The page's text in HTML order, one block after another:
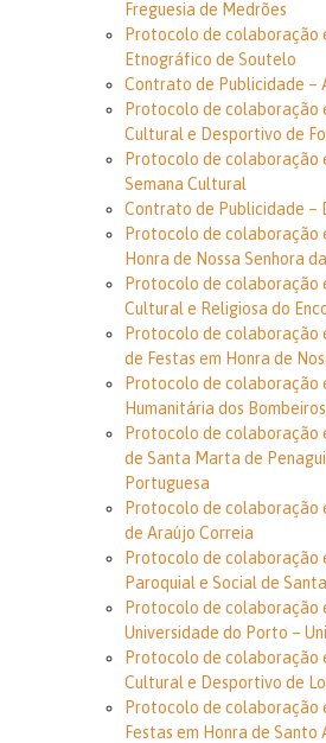
Freguesia de Medrões
Protocolo de colaboração
Etnográfico de Soutelo
Contrato de Publicidade –
Protocolo de colaboração
Cultural e Desportivo de
Protocolo de colaboração
Semana Cultural
Contrato de Publicidade –
Protocolo de colaboração
Honra de Nossa Senhora
Protocolo de colaboração
Cultural e Religiosa do
Protocolo de colaboração
de Festas em Honra de
Protocolo de colaboração
Humanitária dos
Protocolo de colaboração
de Santa Marta de
Portuguesa
Protocolo de colaboração
de Araújo Correia
Protocolo de colaboração
Paroquial e Social de
Protocolo de colaboração
Universidade do Porto –
Protocolo de colaboração
Cultural e Desportivo de
Protocolo de colaboração
Festas em Honra de Santo